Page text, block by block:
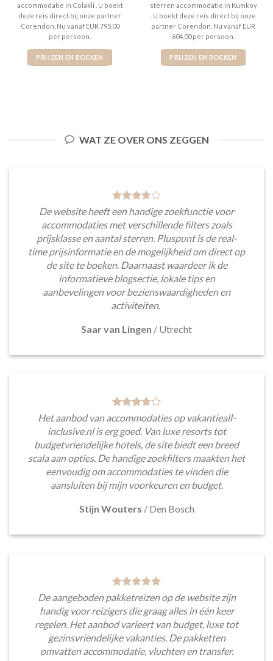
accommodatie in Colakli . U boekt
deze reis direct bij onze partner
Corendon. Nu vanaf EUR 795.00
per persoon.
PRIJZEN EN BOEKEN
sterren accommodatie in Kumkoy
. U boekt deze reis direct bij onze
partner Corendon. Nu vanaf EUR
604.00 per persoon.
PRIJZEN EN BOEKEN
WAT ZE OVER ONS ZEGGEN
De website heeft een handige zoekfunctie voor
accommodaties met verschillende filters zoals
prijsklasse en aantal sterren. Pluspunt is de real-
time prijsinformatie en de mogelijkheid om direct op
de site te boeken. Daarnaast waardeer ik de
informatieve blogsectie, lokale tips en
aanbevelingen voor bezienswaardigheden en
activiteiten.
Saar van Lingen / Utrecht
Het aanbod van accommodaties op vakantieall-
inclusive.nl is erg goed. Van luxe resorts tot
budgetvriendelijke hotels, de site biedt een breed
scala aan opties. De handige zoekfilters maakten het
eenvoudig om accommodaties te vinden die
aansluiten bij mijn voorkeuren en budget.
Stijn Wouters / Den Bosch
De aangeboden pakketreizen op de website zijn
handig voor reizigers die graag alles in één keer
regelen. Het aanbod varieert van budget, luxe tot
gezinsvriendelijke vakanties. De pakketten
omvatten accommodatie, vluchten en transfer.